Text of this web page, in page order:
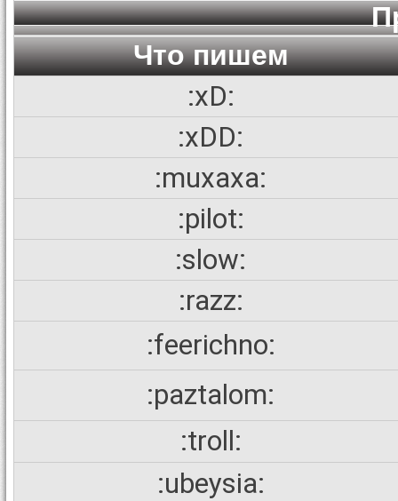
Что пишем
:xD:
:xDD:
:muxaxa:
:pilot:
:slow:
:razz:
:feerichno:
:paztalom:
:troll:
:ubeysia: